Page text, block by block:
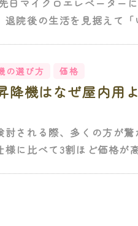
日マイクロエレベーター
院後の生活を見据えて
の選び方 価格
降機はなぜ屋内
される際、多くの方が
様に比べて3割ほど価格が